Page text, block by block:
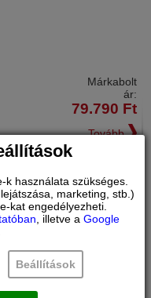
Márkabolt
ár:
79.790 Ft
Tovább
6 kg
k használata szükséges.
marketing, stb.)
kat engedélyezheti.
, illetve a Google
Beállítások